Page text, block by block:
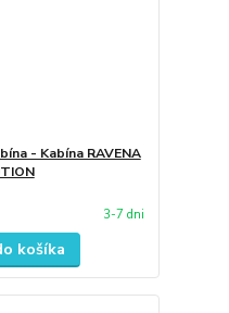
- Kabína RAVENA
3-7 dni
košíka